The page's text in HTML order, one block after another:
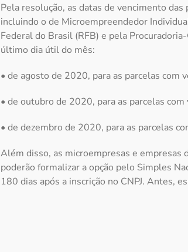
Pela resolução, as datas de vencimento
incluindo o de Microempreendedor
Federal do Brasil (RFB) e pela
último dia útil do mês:
• de agosto de 2020, para as parcelas com
• de outubro de 2020, para as parcelas
• de dezembro de 2020, para as parcelas
Além disso, as microempresas e empresas
poderão formalizar a opção pelo Simples
180 dias após a inscrição no CNPJ. Antes,